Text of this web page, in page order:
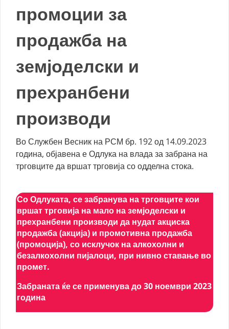
промоции за
продажба на
земјоделски и
прехранбени
производи
Во Службен Весник на РСМ бр. 192 од 14.09.2023
година, објавена е Одлука на влада за забрана на
трговците да вршат трговија со одделна стока.
Со Одлуката, се забранува на трговците кои
вршат трговија на мало на земјоделски и
прехранбени производи да нудат акциска
продажба (акција) и промотивна продажба
(промоција), со исклучок на алкохолни и
безалкохолни пијалоци, при нивно ставање во
промет.
Забраната ќе се применува до 30 ноември 2023
година